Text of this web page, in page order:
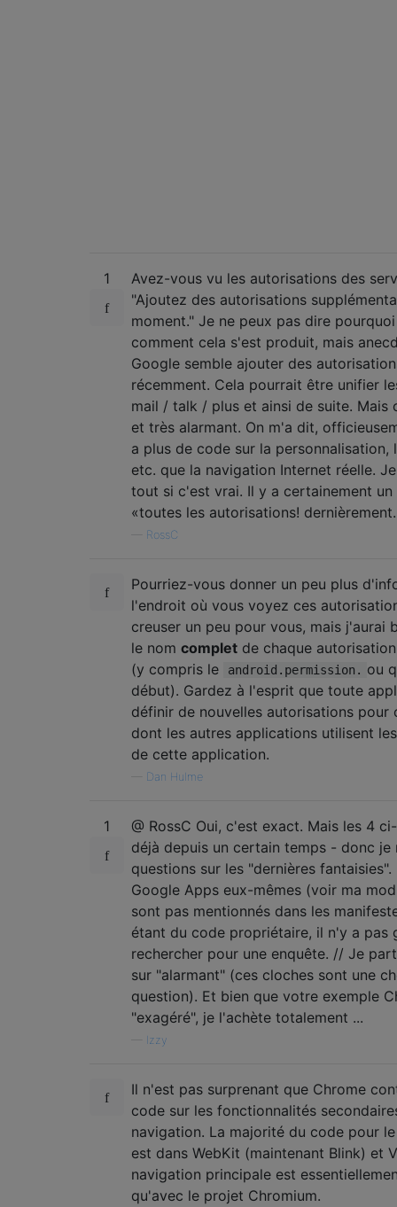
1
Avez-vous vu les autorisations des
"Ajoutez des autorisations
moment." Je ne peux pas dire
comment cela s'est produit, mais
Google semble ajouter des
récemment. Cela pourrait être unifier
mail / talk / plus et ainsi de suite. Mais
et très alarmant. On m'a dit,
a plus de code sur la personnalisation,
etc. que la navigation Internet réelle.
tout si c'est vrai. Il y a certainement un
«toutes les autorisations! dernièrement.
RossC
Pourriez-vous donner un peu plus
l'endroit où vous voyez ces
creuser un peu pour vous, mais j'aurai
le nom complet de chaque
(y compris le
android.permission. ou
début). Gardez à l'esprit que toute
définir de nouvelles autorisations pour
dont les autres applications utilisent
de cette application.
Dan Hulme
1
@ RossC Oui, c'est exact. Mais les 4
déjà depuis un certain temps - donc je
questions sur les "dernières
Google Apps eux-mêmes (voir ma
sont pas mentionnés dans les
étant du code propriétaire, il n'y a pas
rechercher pour une enquête. // Je
sur "alarmant" (ces cloches sont une
question). Et bien que votre exemple
"exagéré", je l'achète totalement ...
Izzy
Il n'est pas surprenant que Chrome
code sur les fonctionnalités
navigation. La majorité du code pour
est dans WebKit (maintenant Blink) et
navigation principale est
qu'avec le projet Chromium.